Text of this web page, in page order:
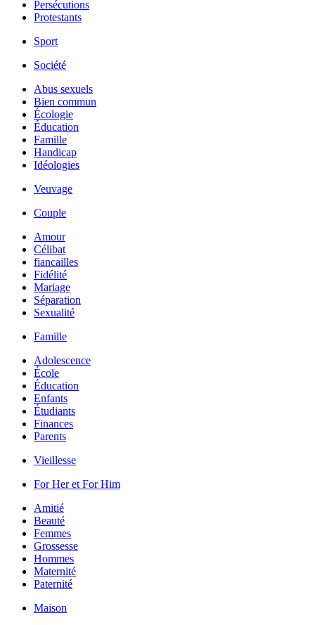
Persécutions
Protestants
Sport
Société
Abus sexuels
Bien commun
Écologie
Éducation
Famille
Handicap
Idéologies
Veuvage
Couple
Amour
Célibat
fiancailles
Fidélité
Mariage
Séparation
Sexualité
Famille
Adolescence
École
Éducation
Enfants
Étudiants
Finances
Parents
Vieillesse
For Her et For Him
Amitié
Beauté
Femmes
Grossesse
Hommes
Maternité
Paternité
Maison